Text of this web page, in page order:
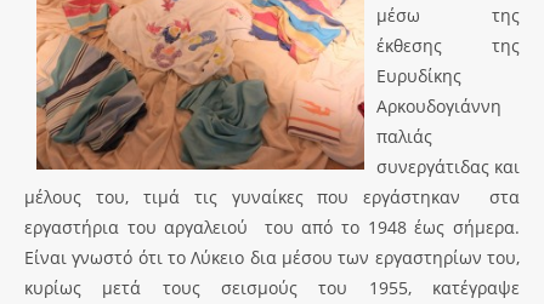
μέσω της
έκθεσης της
Ευρυδίκης
Αρκουδογιάννη
παλιάς
συνεργάτιδας και
μέλους του, τιμά τις γυναίκες που εργάστηκαν στα
εργαστήρια του αργαλειού του από το 1948 έως σήμερα.
Είναι γνωστό ότι το Λύκειο δια μέσου των εργαστηρίων του,
κυρίως μετά τους σεισμούς του 1955, κατέγραψε